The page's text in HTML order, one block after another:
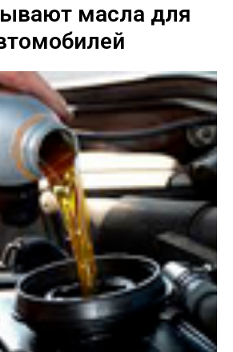
масла для